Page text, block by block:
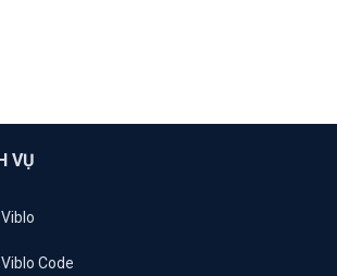
VỤ
Viblo
Viblo Code